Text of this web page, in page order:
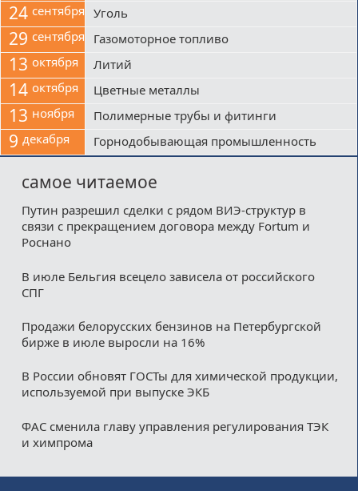
24 сентября Уголь
29 сентября Газомоторное топливо
13 октября Литий
14 октября Цветные металлы
13 ноября Полимерные трубы и фитинги
9 декабря Горнодобывающая промышленность
самое читаемое
Путин разрешил сделки с рядом ВИЭ-структур в
связи с прекращением договора между Fortum и
Роснано
В июле Бельгия всецело зависела от российского
СПГ
Продажи белорусских бензинов на Петербургской
бирже в июле выросли на 16%
В России обновят ГОСТы для химической продукции,
используемой при выпуске ЭКБ
ФАС сменила главу управления регулирования ТЭК
и химпрома